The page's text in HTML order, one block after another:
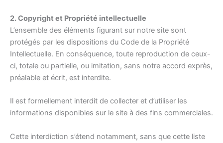
2. Copyright et Propriété intellectuelle
L’ensemble des éléments figurant sur notre site sont
protégés par les dispositions du Code de la Propriété
Intellectuelle. En conséquence, toute reproduction de ceux-
ci, totale ou partielle, ou imitation, sans notre accord exprès,
préalable et écrit, est interdite.
Il est formellement interdit de collecter et d’utiliser les
informations disponibles sur le site à des fins commerciales.
Cette interdiction s’étend notamment, sans que cette liste